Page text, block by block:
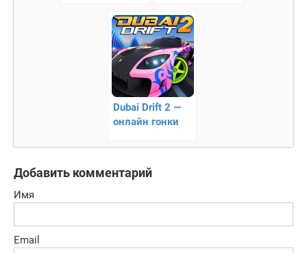
Dubai Drift 2 —
онлайн гонки
Добавить комментарий
Имя
Email